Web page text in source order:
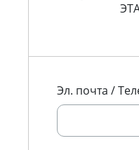
Эл. почта /